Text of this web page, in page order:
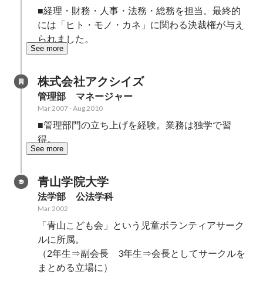
■経理・財務・人事・法務・総務を担当。最終的
には「ヒト・モノ・カネ」に関わる決裁権が与え
られました。
See more
株式会社アクシイズ
管理部　マネージャー
Mar 2007-Aug 2010
■管理部門の立ち上げを経験。業務は独学で習
得。
See more
青山学院大学
法学部　公法学科
Mar 2002
「青山こども会」という児童ボランティアサーク
ルに所属。
（2年生⇒副会長　3年生⇒会長としてサークルを
まとめる立場に）